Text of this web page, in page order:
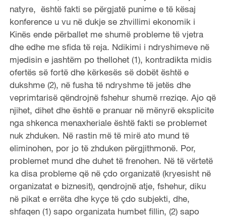
natyre, është fakti se përgjatë punime e të kësaj
konference u vu në dukje se zhvillimi ekonomik i
Kinës ende përballet me shumë probleme të vjetra
dhe edhe me sfida të reja. Ndikimi i ndryshimeve në
mjedisin e jashtëm po thellohet (1), kontradikta midis
ofertës së fortë dhe kërkesës së dobët është e
dukshme (2), në fusha të ndryshme të jetës dhe
veprimtarisë qëndrojnë fshehur shumë rreziqe. Ajo që
njihet, dihet dhe është e pranuar në mënyrë eksplicite
nga shkenca menaxheriale është fakti se problemet
nuk zhduken. Në rastin më të mirë ato mund të
eliminohen, por jo të zhduken përgjithmonë. Por,
problemet mund dhe duhet të frenohen. Në të vërtetë
ka disa probleme që në çdo organizatë (kryesisht në
organizatat e biznesit), qendrojnë atje, fshehur, diku
në pikat e errëta dhe kyçe të çdo subjekti, dhe,
shfaqen (1) sapo organizata humbet fillin, (2) sapo